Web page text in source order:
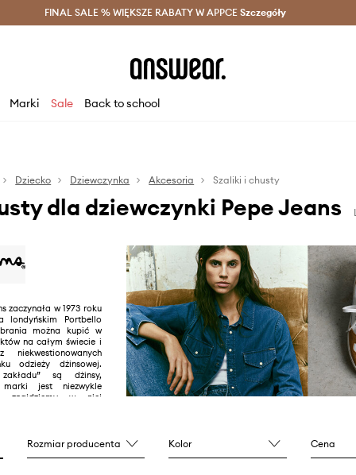
Oszczędzaj z Answear Club > Dostawa nawet w 24h >
FINAL SALE % WIĘKSZE RABATY W APPCE Szczegóły
Marki Sale Back to school
Dziecko Dziewczynka Akcesoria Szaliki i chusty
dla dziewczynki Pepe Jeans
zaczynała w 1973 roku
londyńskim Portbello
można kupić w
na całym świecie i
odzieży dżinsowej.
zakładu” są dżinsy,
jest niezwykle
i znajdziemy w niej
Rozmiar producenta Kolor Cena